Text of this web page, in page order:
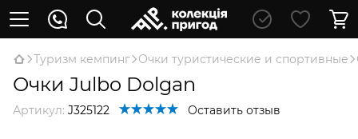
Туризм кемпинг Очки туристические и спортивные
Очки Julbo Dolgan
Артикул: J325122 Оставить отзыв